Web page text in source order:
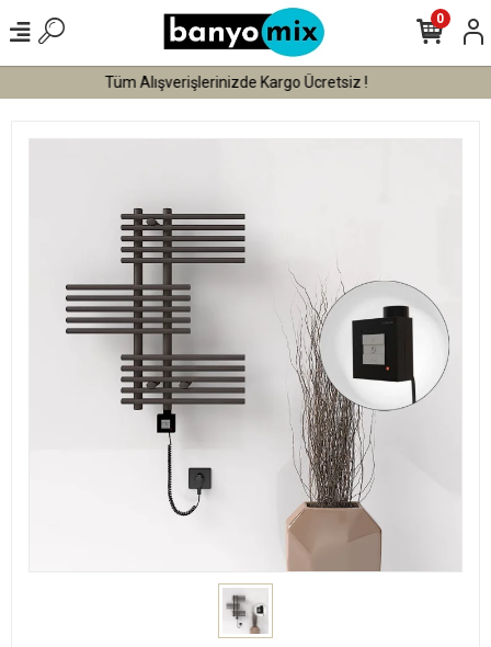
Tüm Alışverişlerinizde Vade Farksız 3 Taksit !
0